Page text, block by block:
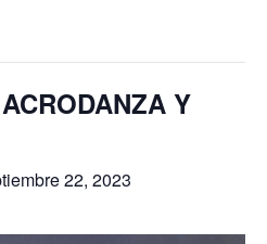
Y
22, 2023